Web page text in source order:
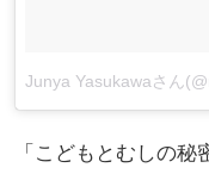
「こどもとむしの秘